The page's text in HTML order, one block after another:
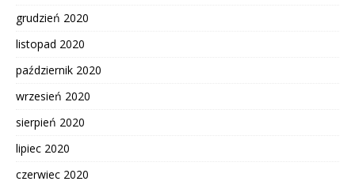
grudzień 2020
listopad 2020
październik 2020
wrzesień 2020
sierpień 2020
lipiec 2020
czerwiec 2020